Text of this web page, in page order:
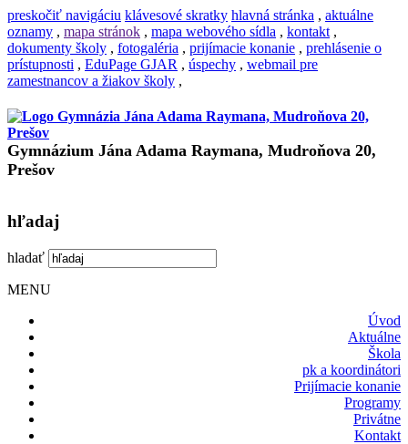
preskočiť navigáciu klávesové skratky hlavná stránka , aktuálne
oznamy , mapa stránok , mapa webového sídla , kontakt ,
dokumenty školy , fotogaléria , prijímacie konanie , prehlásenie o
prístupnosti , EduPage GJAR , úspechy , webmail pre
zamestnancov a žiakov školy ,
Gymnázium Jána Adama Raymana, Mudroňova 20,
Prešov
hľadaj
hladať
MENU
Úvod
Aktuálne
Škola
pk a koordinátori
Prijímacie konanie
Programy
Privátne
Kontakt